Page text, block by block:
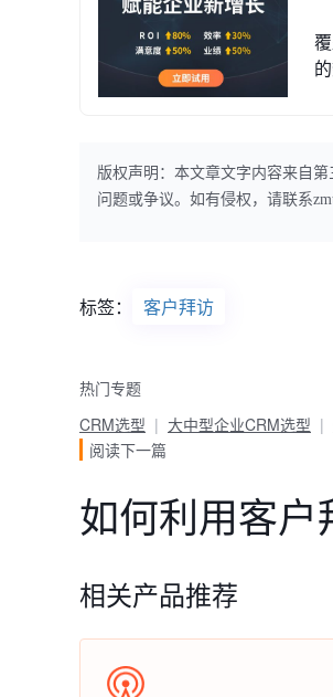
版权声明：本文章文字内容来自
问题或争议。如有侵权，请联系
标签： 客户拜访
热门专题
CRM选型
大中型企业CRM选型
阅读下一篇
如何利用客户
相关产品推荐